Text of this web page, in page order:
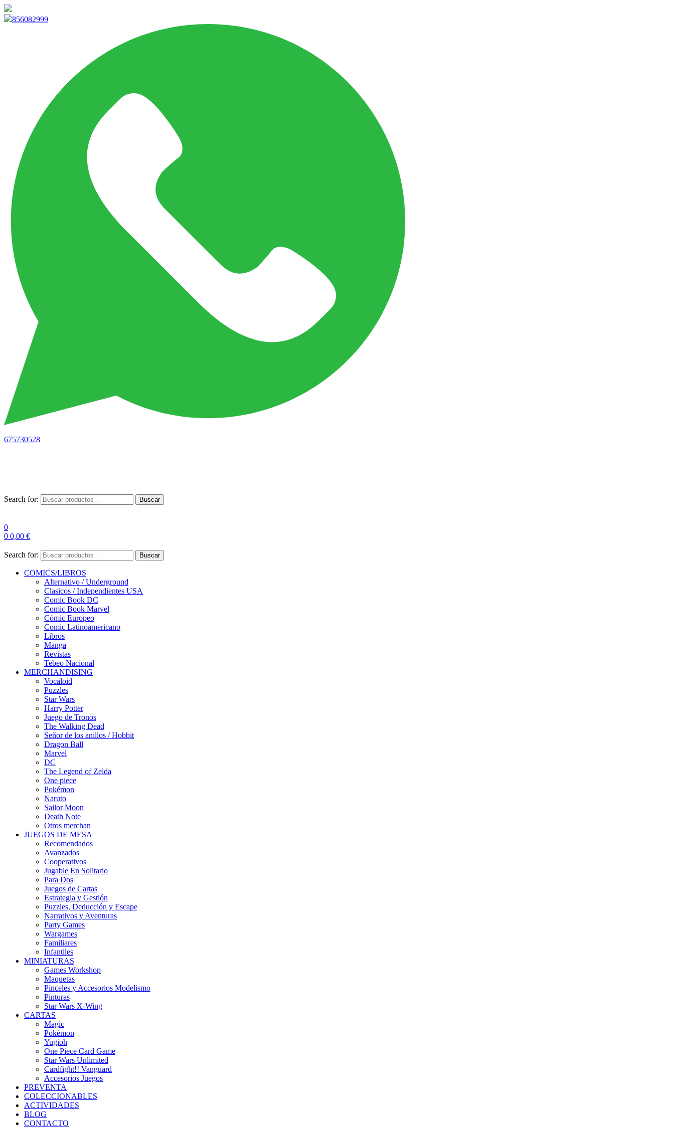
856082999
675730528
Search for: Buscar
0
0 0,00 €
Search for: Buscar
COMICS/LIBROS
Alternativo / Underground
Clasicos / Independientes USA
Comic Book DC
Comic Book Marvel
Cómic Europeo
Comic Latinoamericano
Libros
Manga
Revistas
Tebeo Nacional
MERCHANDISING
Vocaloid
Puzzles
Star Wars
Harry Potter
Juego de Tronos
The Walking Dead
Señor de los anillos / Hobbit
Dragon Ball
Marvel
DC
The Legend of Zelda
One piece
Pokémon
Naruto
Sailor Moon
Death Note
Otros merchan
JUEGOS DE MESA
Recomendados
Avanzados
Cooperativos
Jugable En Solitario
Para Dos
Juegos de Cartas
Estrategia y Gestión
Puzzles, Deducción y Escape
Narrativos y Aventuras
Party Games
Wargames
Familiares
Infantiles
MINIATURAS
Games Workshop
Maquetas
Pinceles y Accesorios Modelismo
Pinturas
Star Wars X-Wing
CARTAS
Magic
Pokémon
Yugioh
One Piece Card Game
Star Wars Unlimited
Cardfight!! Vanguard
Accesorios Juegos
PREVENTA
COLECCIONABLES
ACTIVIDADES
BLOG
CONTACTO